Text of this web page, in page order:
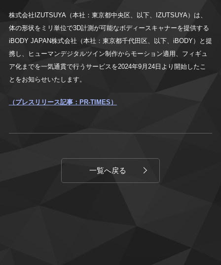
株式会社IZUTSUYA（本社：東京都中央区、以下、IZUTSUYA）は、
体の形状をミリ単位で3D計測が可能なボディースキャナーを提供する
iBODY JAPAN株式会社（本社：東京都千代田区、以下、iBODY）と提
携し、ヒューマンデジタルツイン制作からモーション適用、フィギュ
ア化までを一気通貫で行うサービスを2024年9⽉24⽇より開始したこ
とをお知らせいたします。
（プレスリリース記事：PR-TIMES）
一覧へ戻る